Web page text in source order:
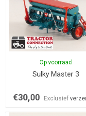
Op voorraad
Sulky Master 3
€30,00 Exclusief